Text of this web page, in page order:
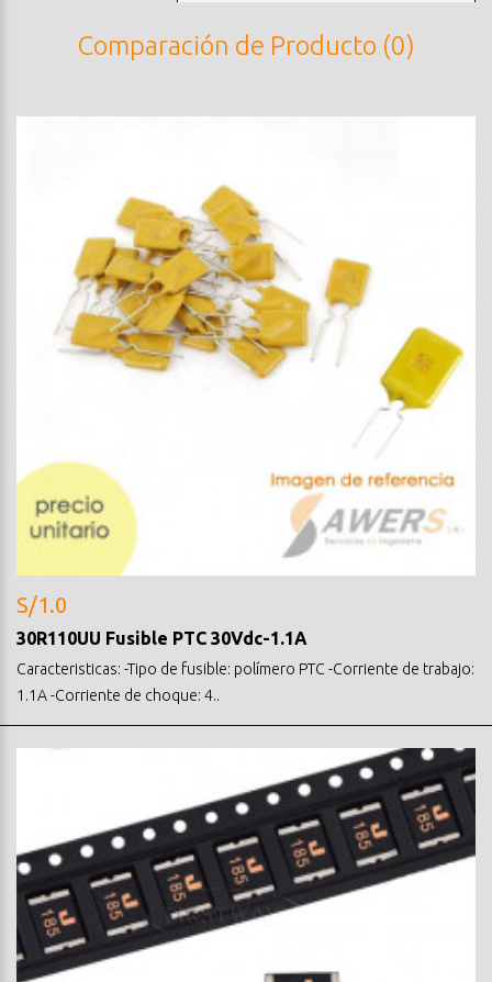
Comparación de Producto (0)
S/1.0
30R110UU Fusible PTC 30Vdc-1.1A
Caracteristicas: -Tipo de fusible: polímero PTC -Corriente de trabajo:
1.1A -Corriente de choque: 4..